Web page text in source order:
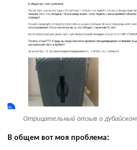
Отрицательный отзыв о
В общем вот моя проблема: